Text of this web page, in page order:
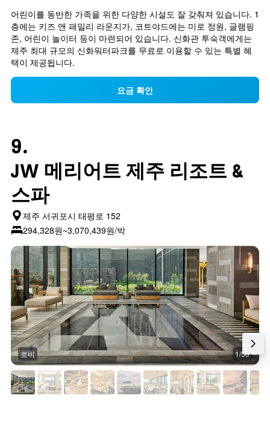
어린이를 동반한 가족을 위한 다양한 시설도 잘 갖춰져 있습니다. 1
층에는 키즈 앤 패밀리 라운지가, 코트야드에는 미로 정원, 글램핑
존, 어린이 놀이터 등이 마련되어 있습니다. 신화관 투숙객에게는
제주 최대 규모의 신화워터파크를 무료로 이용할 수 있는 특별 혜
택이 제공됩니다.
요금 확인
9.
JW 메리어트 제주 리조트 &
스파
제주 서귀포시 태평로 152
294,328원~3,070,439원/박
로비 1/58